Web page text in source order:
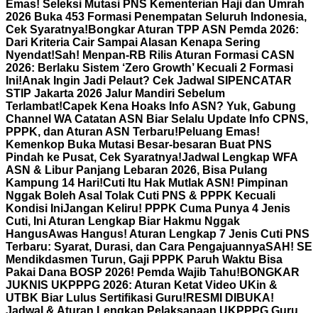
Emas! Seleksi Mutasi PNS Kementerian Haji dan Umrah
2026 Buka 453 Formasi Penempatan Seluruh Indonesia,
Cek Syaratnya! Bongkar Aturan TPP ASN Pemda 2026:
Dari Kriteria Cair Sampai Alasan Kenapa Sering
Nyendat!Sah! Menpan-RB Rilis Aturan Formasi CASN
2026: Berlaku Sistem ‘Zero Growth’ Kecuali 2 Formasi
Ini!Anak Ingin Jadi Pelaut? Cek Jadwal SIPENCATAR
STIP Jakarta 2026 Jalur Mandiri Sebelum
Terlambat!Capek Kena Hoaks Info ASN? Yuk, Gabung
Channel WA Catatan ASN Biar Selalu Update Info CPNS,
PPPK, dan Aturan ASN Terbaru! Peluang Emas!
Kemenkop Buka Mutasi Besar-besaran Buat PNS
Pindah ke Pusat, Cek Syaratnya!Jadwal Lengkap WFA
ASN & Libur Panjang Lebaran 2026, Bisa Pulang
Kampung 14 Hari!Cuti Itu Hak Mutlak ASN! Pimpinan
Nggak Boleh Asal Tolak Cuti PNS & PPPK Kecuali
Kondisi IniJangan Keliru! PPPK Cuma Punya 4 Jenis
Cuti, Ini Aturan Lengkap Biar Hakmu Nggak
HangusAwas Hangus! Aturan Lengkap 7 Jenis Cuti PNS
Terbaru: Syarat, Durasi, dan Cara PengajuannyaSAH! SE
Mendikdasmen Turun, Gaji PPPK Paruh Waktu Bisa
Pakai Dana BOSP 2026! Pemda Wajib Tahu! BONGKAR
JUKNIS UKPPPG 2026: Aturan Ketat Video UKin &
UTBK Biar Lulus Sertifikasi Guru! RESMI DIBUKA!
Jadwal & Aturan Lengkap Pelaksanaan UKPPPG Guru